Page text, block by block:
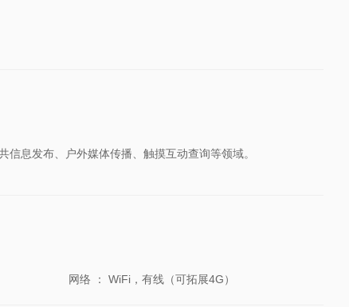
息发布、户外媒体传播、触摸互动查询等领域。
网络 ： WiFi，有线（可拓展4G）